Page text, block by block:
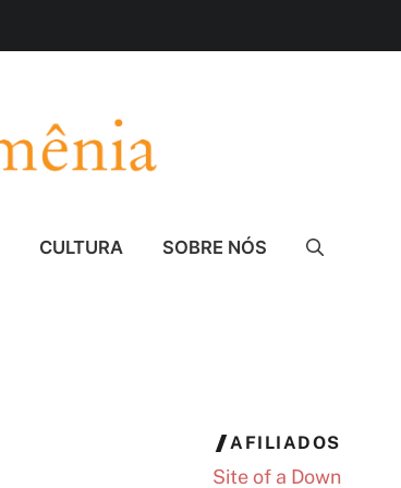
CULTURA SOBRE NÓS
AFILIADOS
Site of a Down